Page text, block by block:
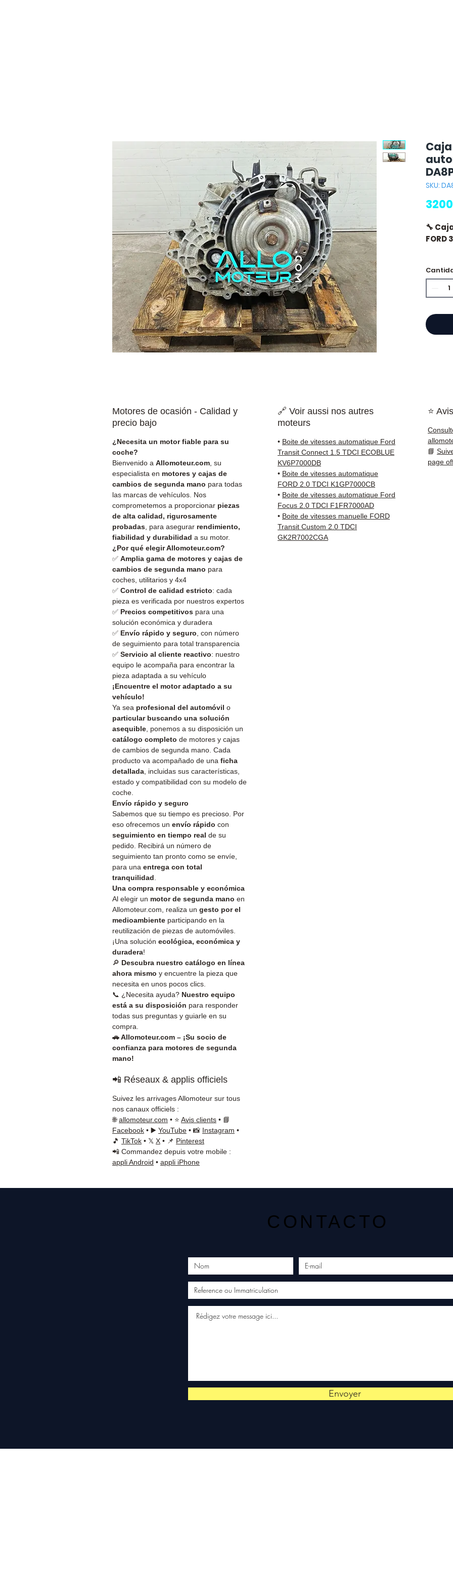
SKU:
🔧
FORD
🔖
CA 🔹
Motores de ocasión - Calidad y
precio bajo
¿Necesita un motor fiable para su
coche?
Bienvenido a Allomoteur.com , su
especialista en motores y cajas de
cambios de segunda mano para todas
las marcas de vehículos. Nos
comprometemos a proporcionar piezas
de alta calidad, rigurosamente
probadas , para asegurar rendimiento,
fiabilidad y durabilidad a su motor.
¿Por qué elegir Allomoteur.com?
✅ Amplia gama de motores y cajas de
cambios de segunda mano para
coches, utilitarios y 4x4
✅ Control de calidad estricto: cada
pieza es verificada por nuestros expertos
✅ Precios competitivos para una
solución económica y duradera
✅ Envío rápido y seguro , con número
de seguimiento para total transparencia
✅ Servicio al cliente reactivo: nuestro
equipo le acompaña para encontrar la
pieza adaptada a su vehículo
¡Encuentre el motor adaptado a su
vehículo!
Ya sea profesional del automóvil o
particular buscando una solución
asequible , ponemos a su disposición un
catálogo completo de motores y cajas
de cambios de segunda mano. Cada
producto va acompañado de una ficha
detallada , incluidas sus características,
estado y compatibilidad con su modelo de
coche.
Envío rápido y seguro
Sabemos que su tiempo es precioso. Por
eso ofrecemos un envío rápido con
seguimiento en tiempo real de su
pedido. Recibirá un número de
seguimiento tan pronto como se envíe,
para una entrega con total
tranquilidad
Una compra responsable y económica
Al elegir un motor de segunda mano en
Allomoteur.com, realiza un gesto por el
medioambiente participando en la
reutilización de piezas de automóviles.
¡Una solución ecológica, económica y
duradera!
🔎 Descubra nuestro catálogo en línea
ahora mismo y encuentre la pieza que
necesita en unos pocos clics.
📞 ¿Necesita ayuda? Nuestro equipo
está a su disposición para responder
todas sus preguntas y guiarle en su
compra.
🚗 Allomoteur.com – ¡Su socio de
confianza para motores de segunda
mano!
🔗 Voir aussi nos autres
moteurs
• Boite de vitesses automatique Ford
Transit Connect 1.5 TDCI ECOBLUE
KV6P7000DB
• Boite de vitesses automatique
FORD 2.0 TDCI K1GP7000CB
• Boite de vitesses automatique Ford
Focus 2.0 TDCI F1FR7000AD
• Boite de vitesses manuelle FORD
Transit Custom 2.0 TDCI
GK2R7002CGA
⭐
📘
page
📲 Réseaux & applis officiels
Suivez les arrivages Allomoteur sur tous
nos canaux officiels :
🌐allomoteur.com • ⭐ Avis clients • 📘
Facebook • ▶️ YouTube • 📸 Instagram •
🎵 TikTok • 𝕏 X • 📌 Pinterest
📲 Commandez depuis votre mobile :
appli Android • appli iPhone
CONTACTO
Envoyer